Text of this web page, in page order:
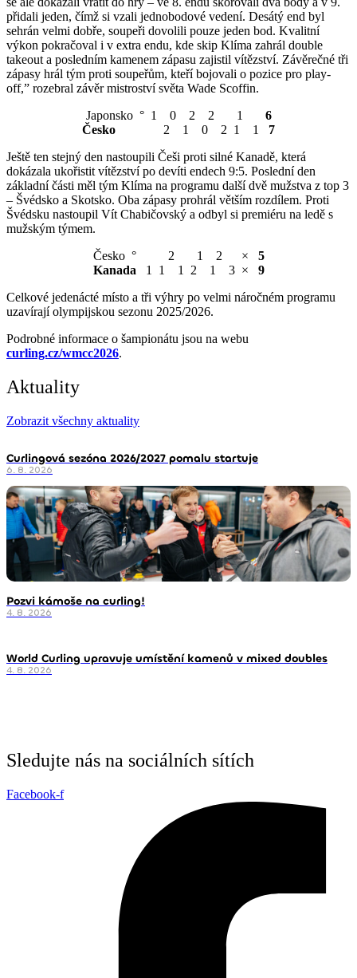
přidali jeden, čímž si vzali jednobodové vedení. Desátý end byl
sehrán velmi dobře, soupeři dovolili pouze jeden bod. Kvalitní
výkon pokračoval i v extra endu, kde skip Klíma zahrál double
takeout a posledním kamenem zápasu zajistil vítězství. Závěrečné tři
zápasy hrál tým proti soupeřům, kteří bojovali o pozice pro play-
off,” rozebral závěr mistroství světa Wade Scoffin.
Japonsko ° 1 0 2 2 1 6
Česko 2 1 0 2 1 1 7
Ještě ten stejný den nastoupili Češi proti silné Kanadě, která
dokázala ukořistit vítězství po devíti endech 9:5. Poslední den
základní části měl tým Klíma na programu další dvě mužstva z top 3
– Švédsko a Skotsko. Oba zápasy prohrál větším rozdílem. Proti
Švédsku nastoupil Vít Chabičovský a odbyl si premiéru na ledě s
mužským týmem.
Česko ° 2 1 2 × 5
Kanada 1 1 1 2 1 3 × 9
Celkové jedenácté místo a tři výhry po velmi náročném programu
uzavírají olympijskou sezonu 2025/2026.
Podrobné informace o šampionátu jsou na webu
curling.cz/wmcc2026.
Aktuality
Zobrazit všechny aktuality
Curlingová sezóna 2026/2027 pomalu startuje
6. 8. 2026
Pozvi kámoše na curling!
4. 8. 2026
World Curling upravuje umístění kamenů v mixed doubles
4. 8. 2026
Sledujte nás na sociálních sítích
Facebook-f